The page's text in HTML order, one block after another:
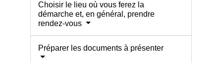
Choisir le lieu où vous ferez la
démarche et, en général, prendre
rendez-vous
Préparer les documents à présenter